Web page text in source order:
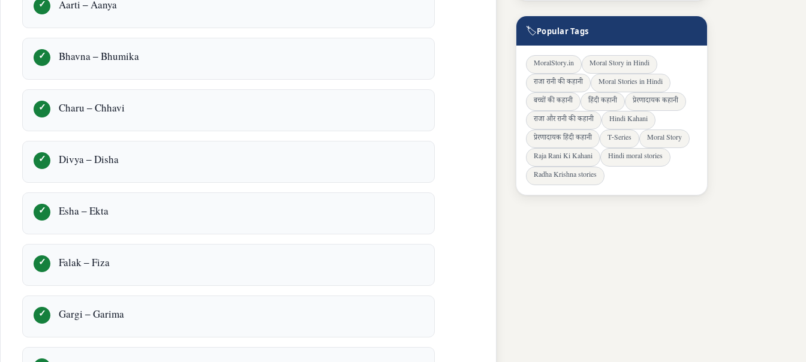
Aarti – Aanya
Bhavna – Bhumika
Charu – Chhavi
Divya – Disha
Esha – Ekta
Falak – Fiza
Gargi – Garima
🏷Popular Tags
MoralStory.in
Moral Story in Hindi
राजा रानी की कहानी
Moral Stories in Hindi
बच्चों की कहानी
हिंदी कहानी
प्रेरणादायक कहानी
राजा और रानी की कहानी
Hindi Kahani
प्रेरणादायक हिंदी कहानी
T-Series
Moral Story
Raja Rani Ki Kahani
Hindi moral stories
Radha Krishna stories